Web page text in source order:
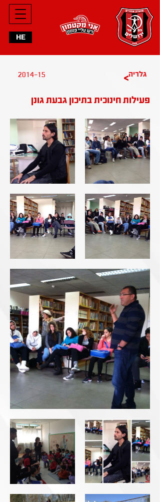
HE
2014-15 >גלריה
פעילות חינוכית בתיכון גבעת גונן